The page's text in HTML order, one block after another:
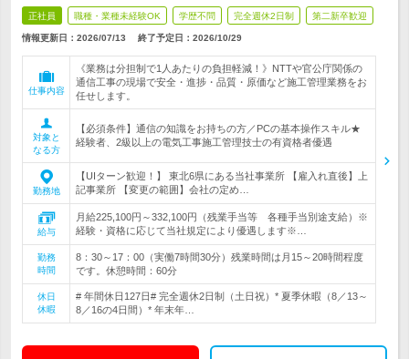
正社員 職種・業種未経験OK 学歴不問 完全週休2日制 第二新卒歓迎
情報更新日：2026/07/13 終了予定日： 2026/10/29
仕事内容
《業務は分担制で1人あたりの負担軽減！》NTTや官公庁関係の
通信工事の現場で安全・進捗・品質・原価など施工管理業務をお
任せします。
対象と
なる方
【必須条件】通信の知識をお持ちの方／PCの基本操作スキル★
経験者、2級以上の電気工事施工管理技士の有資格者優遇
勤務地
【UIターン歓迎！】 東北6県にある当社事業所 【雇入れ直後】上
記事業所 【変更の範囲】会社の定め…
給与
月給225,100円～332,100円（残業手当等 各種手当別途支給）※
経験・資格に応じて当社規定により優遇します※…
勤務
時間
8：30～17：00（実働7時間30分）残業時間は月15～20時間程度
です。休憩時間：60分
休日
休暇
# 年間休日127日# 完全週休2日制（土日祝）* 夏季休暇（8／13～
8／16の4日間）* 年末年…